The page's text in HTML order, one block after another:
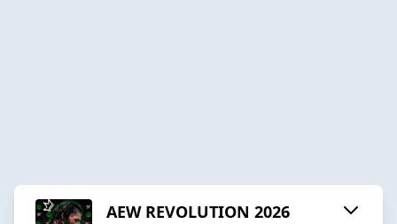
AEW REVOLUTION 2026